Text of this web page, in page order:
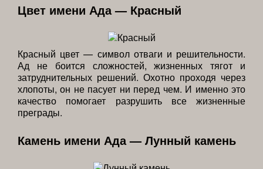
Цвет имени Ада — Красный
Красный цвет — символ отваги и решительности.
Ад не боится сложностей, жизненных тягот и
затруднительных решений. Охотно проходя через
хлопоты, он не пасует ни перед чем. И именно это
качество помогает разрушить все жизненные
преграды.
Камень имени Ада — Лунный камень